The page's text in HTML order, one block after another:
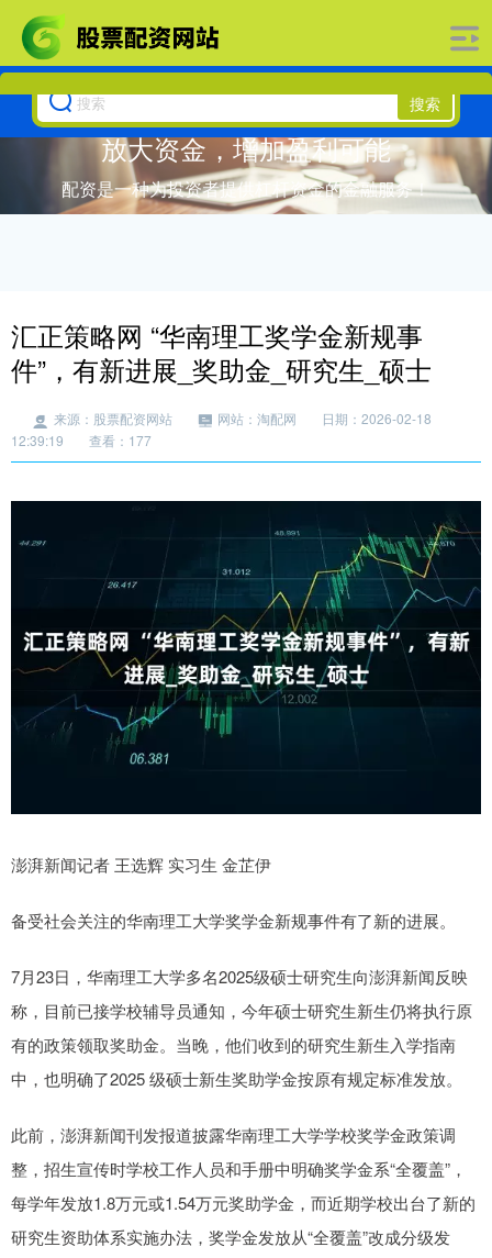
搜索
放大资金，增加盈利可能
配资是一种为投资者提供杠杆资金的金融服务！
汇正策略网 “华南理工奖学金新规事
件”，有新进展_奖助金_研究生_硕士
来源：股票配资网站 网站：淘配网
日期：2026-02-18
12:39:19
查看：177
澎湃新闻记者 王选辉 实习生 金芷伊
备受社会关注的华南理工大学奖学金新规事件有了新的进展。
7月23日，华南理工大学多名2025级硕士研究生向澎湃新闻反映
称，目前已接学校辅导员通知，今年硕士研究生新生仍将执行原
有的政策领取奖助金。当晚，他们收到的研究生新生入学指南
中，也明确了2025 级硕士新生奖助学金按原有规定标准发放。
此前，澎湃新闻刊发报道披露华南理工大学学校奖学金政策调
整，招生宣传时学校工作人员和手册中明确奖学金系“全覆盖”，
每学年发放1.8万元或1.54万元奖助学金，而近期学校出台了新的
研究生资助体系实施办法，奖学金发放从“全覆盖”改成分级发